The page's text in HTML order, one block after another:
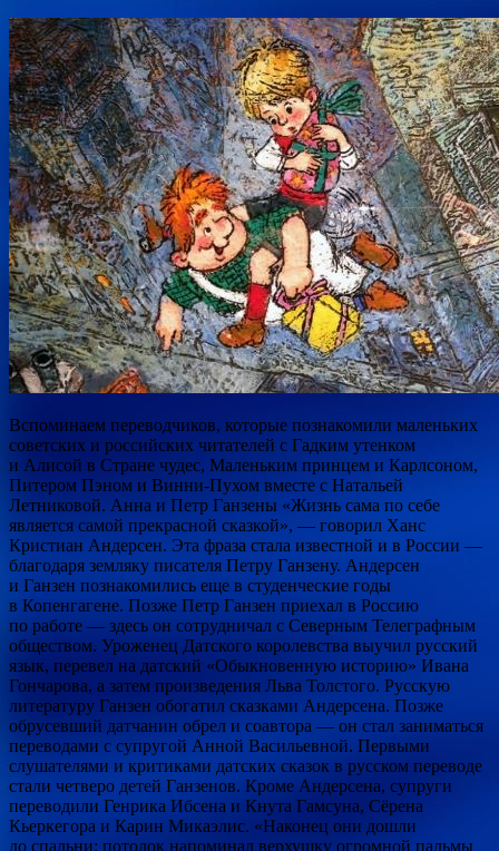
Вспоминаем переводчиков, которые познакомили маленьких
советских и российских читателей с Гадким утенком
и Алисой в Стране чудес, Маленьким принцем и Карлсоном,
Питером Пэном и Винни-Пухом вместе с Натальей
Летниковой. Анна и Петр Ганзены «Жизнь сама по себе
является самой прекрасной сказкой», — говорил Ханс
Кристиан Андерсен. Эта фраза стала известной и в России —
благодаря земляку писателя Петру Ганзену. Андерсен
и Ганзен познакомились еще в студенческие годы
в Копенгагене. Позже Петр Ганзен приехал в Россию
по работе — здесь он сотрудничал с Северным Телеграфным
обществом. Уроженец Датского королевства выучил русский
язык, перевел на датский «Обыкновенную историю» Ивана
Гончарова, а затем произведения Льва Толстого. Русскую
литературу Ганзен обогатил сказками Андерсена. Позже
обрусевший датчанин обрел и соавтора — он стал заниматься
переводами с супругой Анной Васильевной. Первыми
слушателями и критиками датских сказок в русском переводе
стали четверо детей Ганзенов. Кроме Андерсена, супруги
переводили Генрика Ибсена и Кнута Гамсуна, Сёрена
Кьеркегора и Карин Микаэлис. «Наконец они дошли
до спальни: потолок напоминал верхушку огромной пальмы